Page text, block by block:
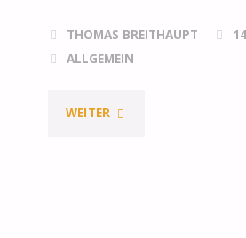
THOMAS BREITHAUPT
ALLGEMEIN
WEITER "STAR-